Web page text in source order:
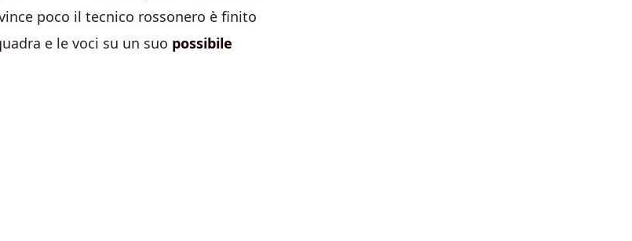
poco il tecnico rossonero è finito
e le voci su un suo possibile